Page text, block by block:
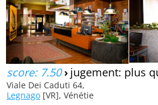
score: 7.50› jugement: plus
Viale Dei Caduti 64,
Legnago [VR], Vénétie